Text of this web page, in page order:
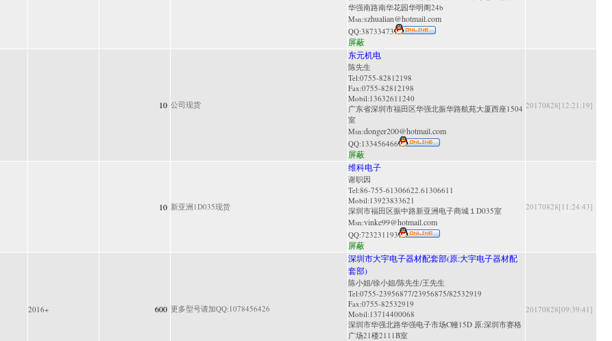
华强南路南华花园华明阁24b
Msn:szhualian@hotmail.com
QQ:38733473
屏蔽
10 公司现货
东元机电
陈先生
Tel:0755-82812198
Fax:0755-82812198
Mobil:13632611240
广东省深圳市福田区华强北振华路航苑大厦西座1504
室
Msn:donger200@hotmail.com
QQ: 133456466
屏蔽
20170828[12:21:19]
10 新亚洲1D035现货
维科电子
谢职因
Tel:86-755-61306622.61306611
Mobil:13923833621
深圳市福田区振中路新亚洲电子商城１D035室
Msn:vinke99@hotmail.com
QQ:723231193
屏蔽
20170828[11:24:43]
2016+ 600 更多型号请加QQ:1078456426
深圳市大宇电子器材配套部(原:大宇电子器材配
套部)
陈小姐/徐小姐/陈先生/王先生
Tel:0755-23956877/23956875/82532919
Fax:0755-82532919
Mobil:13714400068
深圳市华强北路华强电子市场C幢15D 原:深圳市赛格
广场21楼2111B室
20170828[09:39:41]